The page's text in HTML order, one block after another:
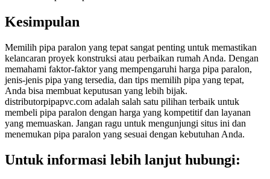
Kesimpulan
Memilih pipa paralon yang tepat sangat penting untuk memastikan
kelancaran proyek konstruksi atau perbaikan rumah Anda. Dengan
memahami faktor-faktor yang mempengaruhi harga pipa paralon,
jenis-jenis pipa yang tersedia, dan tips memilih pipa yang tepat,
Anda bisa membuat keputusan yang lebih bijak.
distributorpipapvc.com adalah salah satu pilihan terbaik untuk
membeli pipa paralon dengan harga yang kompetitif dan layanan
yang memuaskan. Jangan ragu untuk mengunjungi situs ini dan
menemukan pipa paralon yang sesuai dengan kebutuhan Anda.
Untuk informasi lebih lanjut hubungi: